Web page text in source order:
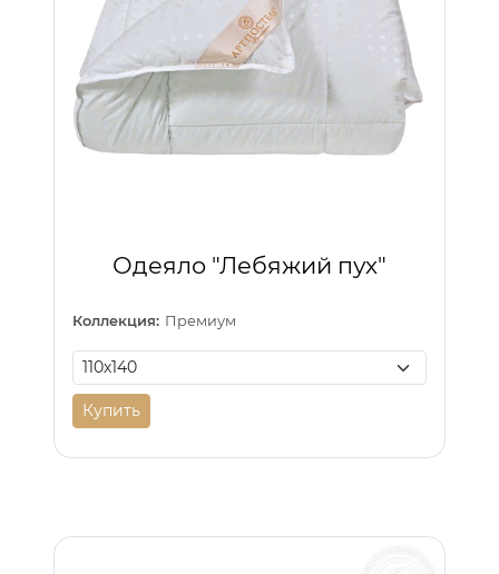
Одеяло "Лебяжий пух"
Коллекция: Премиум
Купить